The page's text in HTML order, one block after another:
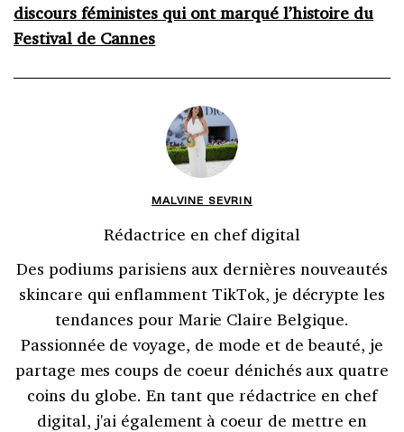
discours féministes qui ont marqué l’histoire du
Festival de Cannes
MALVINE SEVRIN
Rédactrice en chef digital
Des podiums parisiens aux dernières nouveautés
skincare qui enflamment TikTok, je décrypte les
tendances pour Marie Claire Belgique.
Passionnée de voyage, de mode et de beauté, je
partage mes coups de coeur dénichés aux quatre
coins du globe. En tant que rédactrice en chef
digital, j'ai également à coeur de mettre en